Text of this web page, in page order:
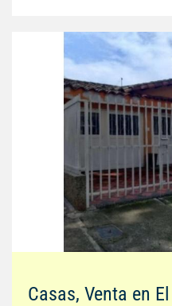
Casas, Venta en